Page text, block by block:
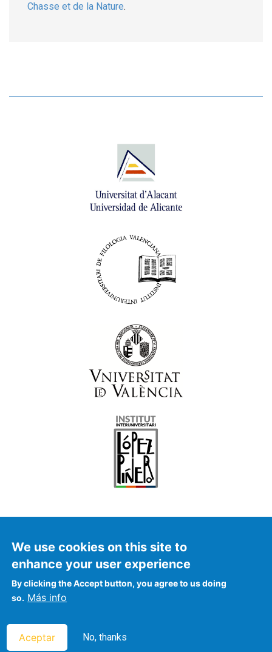
Chasse et de la Nature.
© FalconAr 2021
We use cookies on this site to
enhance your user experience
By clicking the Accept button, you agree to us doing
so. Más info
Aceptar No, thanks